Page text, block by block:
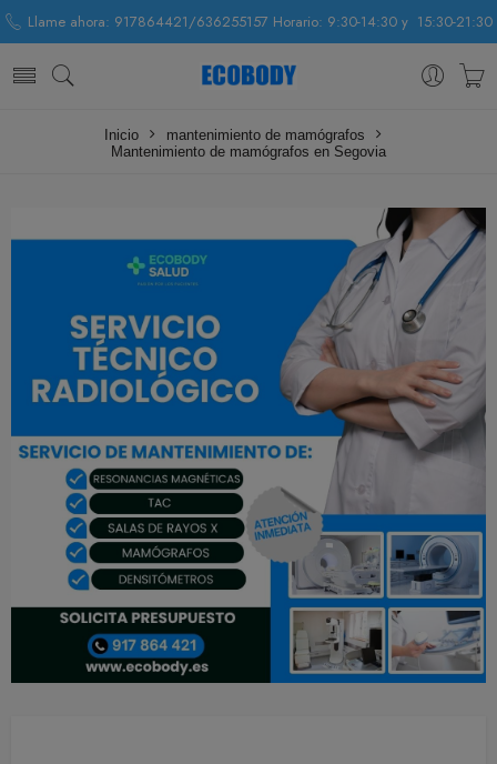
Llame ahora: 917864421/636255157 Horario: 9:30-14:30 y 15:30-21:30
Inicio
mantenimiento de mamógrafos
Mantenimiento de mamógrafos en Segovia